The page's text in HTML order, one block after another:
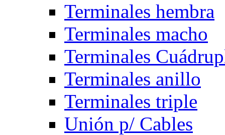
Terminales hembra
Terminales macho
Terminales
Terminales anillo
Terminales triple
Unión p/ Cables